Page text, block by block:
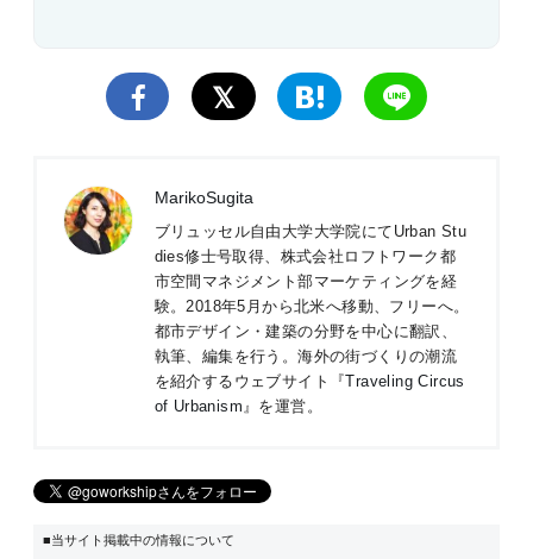
MarikoSugita
ブリュッセル自由大学大学院にてUrban Stu
dies修士号取得、株式会社ロフトワーク都
市空間マネジメント部マーケティングを経
験。2018年5月から北米へ移動、フリーへ。
都市デザイン・建築の分野を中心に翻訳、
執筆、編集を行う。海外の街づくりの潮流
を紹介するウェブサイト『Traveling Circus
of Urbanism』を運営。
■当サイト掲載中の情報について